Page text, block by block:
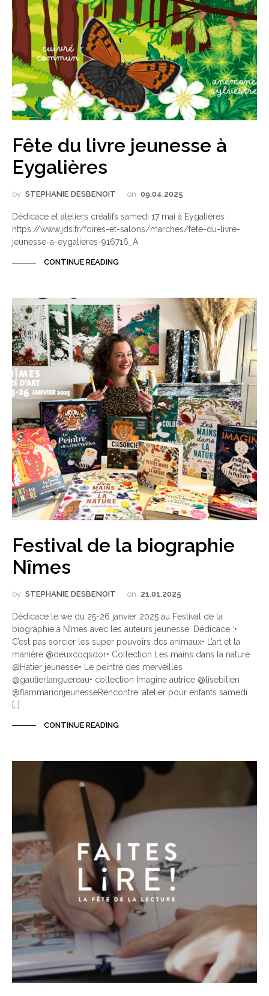
Fête du livre jeunesse à
Eygalières
by STEPHANIE DESBENOIT on 09.04.2025
Dédicace et ateliers créatifs samedi 17 mai à Eygalières :
https://www.jds.fr/foires-et-salons/marches/fete-du-livre-
jeunesse-a-eygalieres-916716_A
CONTINUE READING
Festival de la biographie
Nîmes
by STEPHANIE DESBENOIT on 21.01.2025
Dédicace le we du 25-26 janvier 2025 au Festival de la
biographie à Nîmes avec les auteurs jeunesse. Dédicace :•
C’est pas sorcier les super pouvoirs des animaux• L’art et la
manière @deuxcoqsdor• Collection Les mains dans la nature
@Hatier jeunesse• Le peintre des merveilles
@gautierlanguereau• collection Imagine autrice @lisebilien
@flammarionjeunesseRencontre :atelier pour enfants samedi
[…]
CONTINUE READING